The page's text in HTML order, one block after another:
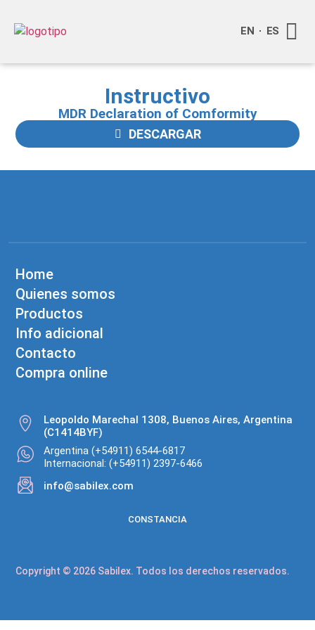
EN ES
Instructivo
MDR Declaration of Comformity
DESCARGAR
Home
Quienes somos
Productos
Info adicional
Contacto
Compra online
Leopoldo Marechal 1308, Buenos Aires, Argentina
(C1414BYF)
Argentina (+54911) 6544-6817
Internacional: (+54911) 2397-6466
info@sabilex.com
CONSTANCIA
Copyright © 2026 Sabilex. Todos los derechos reservados.